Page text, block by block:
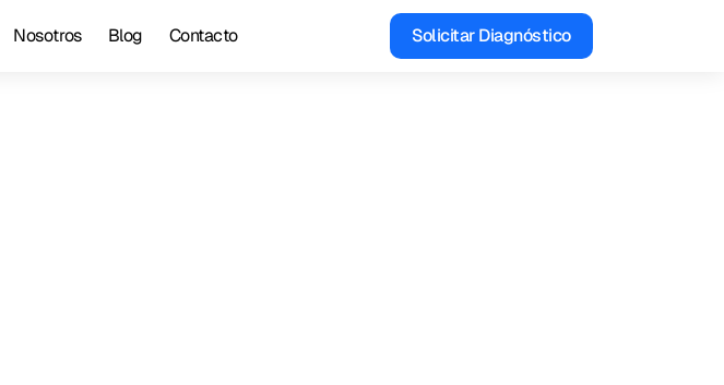
Nosotros Blog Contacto Solicitar Diagnóstico